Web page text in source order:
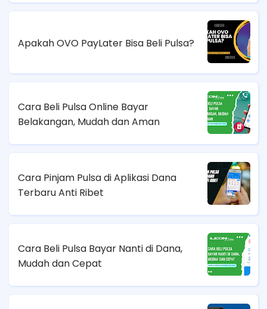
Apakah OVO PayLater Bisa Beli Pulsa?
Cara Beli Pulsa Online Bayar
Belakangan, Mudah dan Aman
Cara Pinjam Pulsa di Aplikasi Dana
Terbaru Anti Ribet
Cara Beli Pulsa Bayar Nanti di Dana,
Mudah dan Cepat